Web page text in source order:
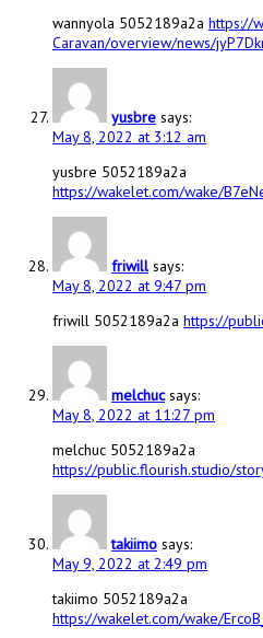
wannyola 5052189a2a https://
Caravan/overview/news/
yusbre says:
May 8, 2022 at 3:12 am
yusbre 5052189a2a
https://wakelet.com/wake/
friwill says:
May 8, 2022 at 9:47 pm
friwill 5052189a2a https://
melchuc says:
May 8, 2022 at 11:27 pm
melchuc 5052189a2a
https://public.flourish.studio/
takiimo says:
May 9, 2022 at 2:49 pm
takiimo 5052189a2a
https://wakelet.com/wake/